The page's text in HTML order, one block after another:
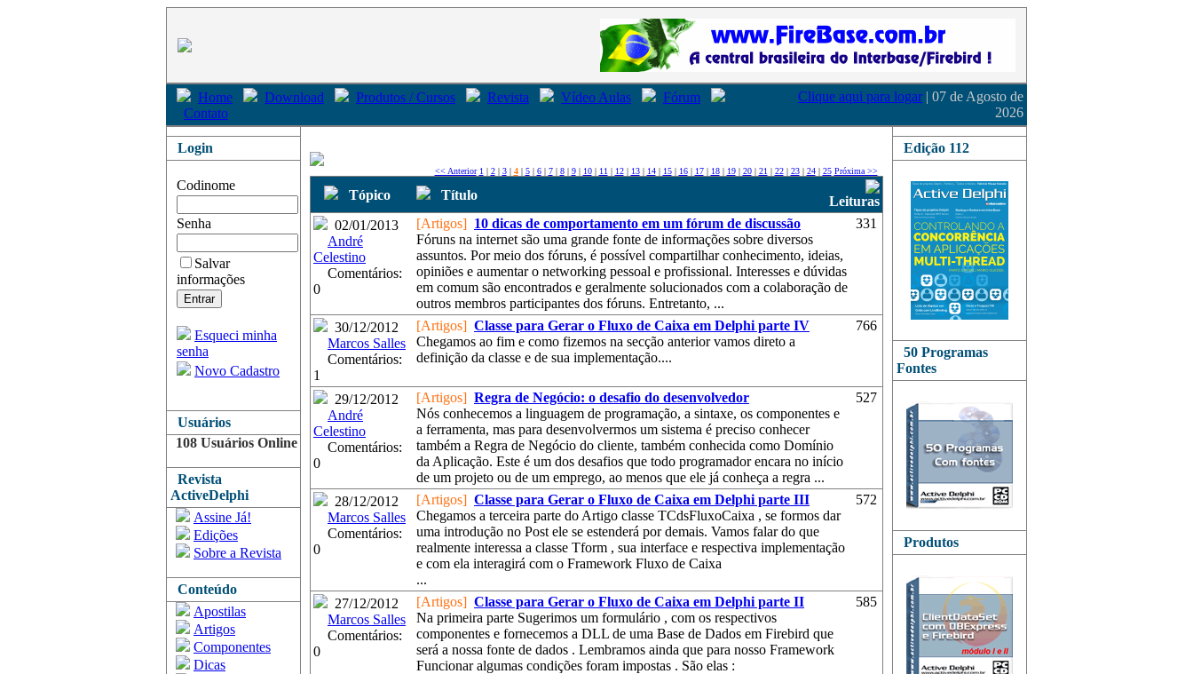
Home Download Produtos / Cursos Revista Vídeo Aulas
Fórum
Contato
Clique aqui para logar | 07 de Agosto de
2026
Login
Codinome
Senha
Salvar
informações
Esqueci minha
senha
Novo Cadastro
Usuários
108 Usuários Online
Revista
ActiveDelphi
Assine Já!
Edições
Sobre a Revista
Conteúdo
Apostilas
Artigos
Componentes
Dicas
<< Anterior 1 | 2| 3| 4| 5| 6| 7| 8| 9| 10| 11 | 12| 13| 14| 15| 16| 17| 18| 19| 20| 21 | 22| 23| 24| 25 Próxima >>
Tópico Título
Leituras
02/01/2013
André
Celestino
Comentários:
0
[Artigos] 10 dicas de comportamento em um fórum de discussão
Fóruns na internet são uma grande fonte de informações sobre diversos
assuntos. Por meio dos fóruns, é possível compartilhar conhecimento, ideias,
opiniões e aumentar o networking pessoal e profissional. Interesses e dúvidas
em comum são encontrados e geralmente solucionados com a colaboração de
outros membros participantes dos fóruns. Entretanto, ...
331
30/12/2012
Marcos Salles
Comentários:
1
[Artigos] Classe para Gerar o Fluxo de Caixa em Delphi parte IV
Chegamos ao fim e como fizemos na secção anterior vamos direto a
definição da classe e de sua implementação....
766
29/12/2012
André
Celestino
Comentários:
0
[Artigos] Regra de Negócio: o desafio do desenvolvedor
Nós conhecemos a linguagem de programação, a sintaxe, os componentes e
a ferramenta, mas para desenvolvermos um sistema é preciso conhecer
também a Regra de Negócio do cliente, também conhecida como Domínio
da Aplicação. Este é um dos desafios que todo programador encara no início
de um projeto ou de um emprego, ao menos que ele já conheça a regra ...
527
28/12/2012
Marcos Salles
Comentários:
0
[Artigos] Classe para Gerar o Fluxo de Caixa em Delphi parte III
Chegamos a terceira parte do Artigo classe TCdsFluxoCaixa , se formos dar
uma introdução no Post ele se estenderá por demais. Vamos falar do que
realmente interessa a classe Tform , sua interface e respectiva implementação
e com ela interagirá com o Framework Fluxo de Caixa
...
572
27/12/2012
Marcos Salles
Comentários:
0
[Artigos] Classe para Gerar o Fluxo de Caixa em Delphi parte II
Na primeira parte Sugerimos um formulário , com os respectivos
componentes e fornecemos a DLL de uma Base de Dados em Firebird que
será a nossa fonte de dados . Lembramos ainda que para nosso Framework
Funcionar algumas condições foram impostas . São elas :
585
Edição 112
50 Programas
Fontes
Produtos